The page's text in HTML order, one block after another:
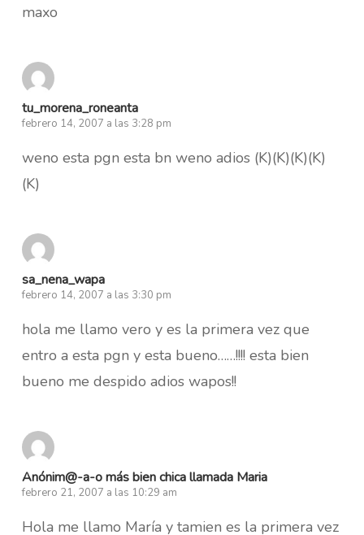
maxo
tu_morena_roneanta
febrero 14, 2007 a las 3:28 pm
weno esta pgn esta bn weno adios (K)(K)(K)(K)
(K)
sa_nena_wapa
febrero 14, 2007 a las 3:30 pm
hola me llamo vero y es la primera vez que
entro a esta pgn y esta bueno……!!!! esta bien
bueno me despido adios wapos!!
Anónim@-a-o más bien chica llamada Maria
febrero 21, 2007 a las 10:29 am
Hola me llamo María y tamien es la primera vez